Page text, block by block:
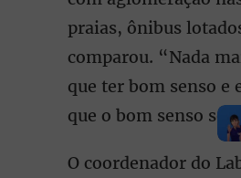
praias, ônibus
comparou. “Nada
que ter bom senso e
que o bom senso se
O coordenador do